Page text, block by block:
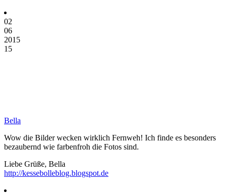
02
06
2015
15
Bella
Wow die Bilder wecken wirklich Fernweh! Ich finde es besonders
bezaubernd wie farbenfroh die Fotos sind.
Liebe Grüße, Bella
http://kessebolleblog.blogspot.de